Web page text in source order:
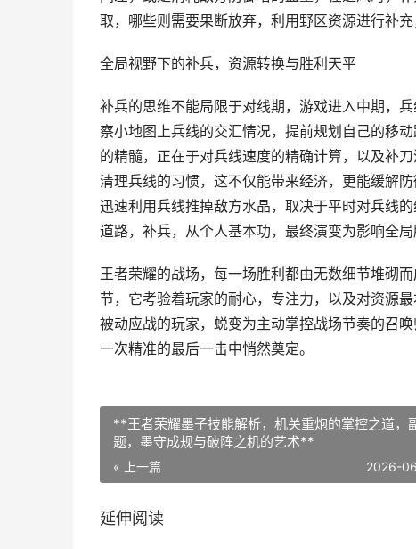
取，哪些则需要果断放弃，利用野区资源进行补
全局视野下的补兵，资源转换与胜利天平
补兵的思维不能局限于对线期，游戏进入中期，
察小地图上兵线的交汇情况，提前规划自己的移
的精髓，正在于对兵线速度的精确计算，以及补
清理兵线的习惯，这不仅能带来经济，更能缓解
迅速利用兵线推掉敌方水晶，取决于平时对兵线
道路，补兵，从个人基本功，最终演变为影响全局
王者荣耀的战场，每一场胜利都由无数细节堆砌
节，它考验着玩家的耐心，专注力，以及对资源
被动应战的玩家，蜕变为主动掌控战场节奏的召
一次精准的最后一击中悄然奠定。
**王者荣耀墨子技能解析，机关重炮的掌控之道，
题，墨守成规与破阵之机的艺术**
« 上一篇 2026-
延伸阅读